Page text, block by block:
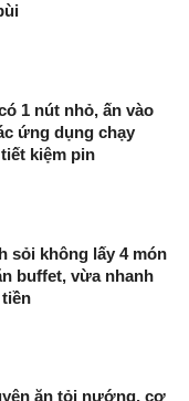
1 nút nhỏ, ấn vào
ứng dụng chạy
kiệm pin
sỏi không lấy 4 món
buffet, vừa nhanh
ăn tỏi nướng, cơ